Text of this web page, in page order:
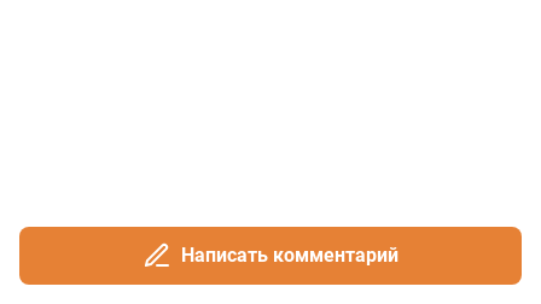
Написать комментарий